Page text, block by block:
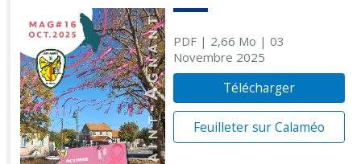
PDF| 2,66 Mo | 03
Novembre 2025
Télécharger
Feuilleter sur Calaméo